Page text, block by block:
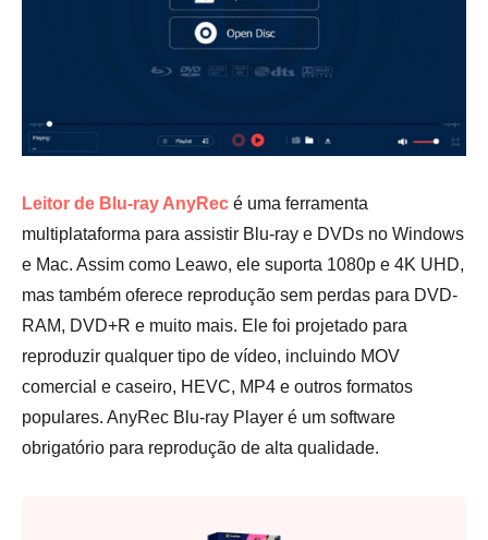
Leitor de Blu-ray AnyRec é uma ferramenta
multiplataforma para assistir Blu-ray e DVDs no Windows
e Mac. Assim como Leawo, ele suporta 1080p e 4K UHD,
mas também oferece reprodução sem perdas para DVD-
RAM, DVD+R e muito mais. Ele foi projetado para
reproduzir qualquer tipo de vídeo, incluindo MOV
comercial e caseiro, HEVC, MP4 e outros formatos
populares. AnyRec Blu-ray Player é um software
obrigatório para reprodução de alta qualidade.